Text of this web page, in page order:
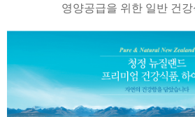
영양공급을 위한 일반 건